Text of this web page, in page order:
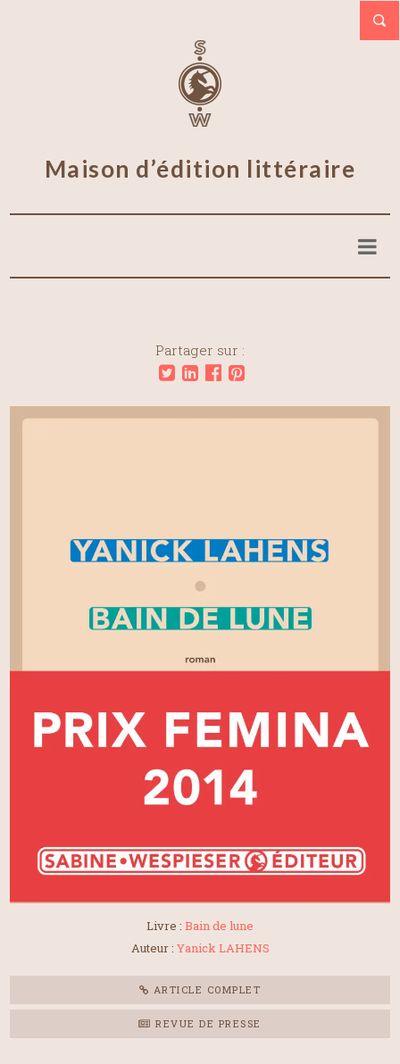
Maison d’édition littéraire
Partager sur :
Livre : Bain de lune
Auteur : Yanick LAHENS
ARTICLE COMPLET
REVUE DE PRESSE